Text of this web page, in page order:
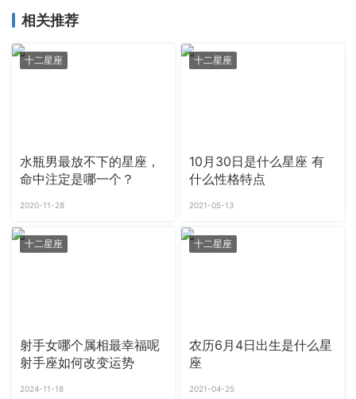
相关推荐
十二星座
水瓶男最放不下的星座，
命中注定是哪一个？
2020-11-28
十二星座
10月30日是什么星座 有
什么性格特点
2021-05-13
十二星座
射手女哪个属相最幸福呢
射手座如何改变运势
2024-11-18
十二星座
农历6月4日出生是什么星
座
2021-04-25